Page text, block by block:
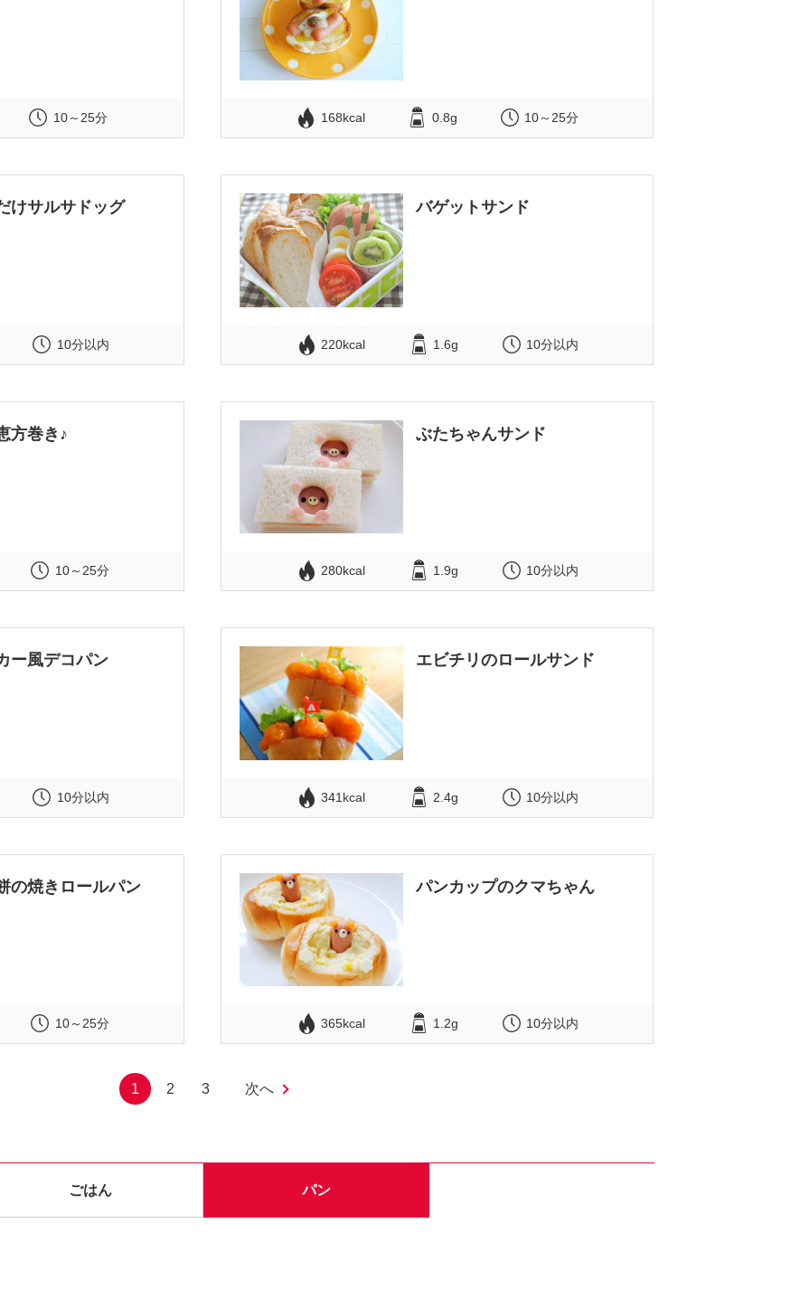
10～25分 168kcal 0.8g 10～25分
けサルサドッグ
10分以内
バゲットサンド
220kcal 1.6g 10分以内
方巻き♪
10～25分
ぶたちゃんサンド
280kcal 1.9g 10分以内
ー風デコパン
10分以内
エビチリのロールサンド
341kcal 2.4g 10分以内
の焼きロールパン
10～25分
パンカップのクマちゃん
365kcal 1.2g 10分以内
1 2 3 次へ
ごはん パン